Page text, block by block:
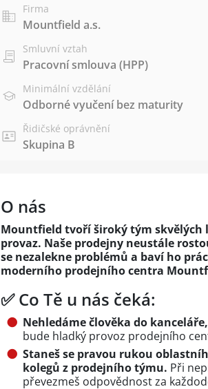
Firma
Mountfield a.s.
Smluvní vztah
Pracovní smlouva (HPP)
Minimální vzdělání
Odborné vyučení bez maturity
Řidičské oprávnění
Skupina B
O nás
Mountfield tvoří široký tým
provaz. Naše prodejny neustále
se nezalekne problémů a baví ho
moderního prodejního centra
✅ Co Tě u nás čeká:
Nehledáme člověka do
bude hladký provoz prodejního
Staneš se pravou rukou
kolegů z prodejního týmu. Při
převezmeš odpovědnost za